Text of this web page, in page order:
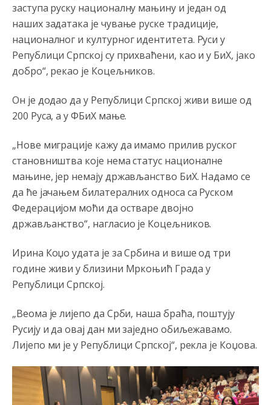
заступа руску националну мањину и један од
наших задатака је чување руске традиције,
националног и културног идентитета. Руси у
Републици Српској су прихваћени, као и у БиХ, јако
добро“, рекао је Коцељников.
Он је додао да у Републици Српској живи више од
200 Руса, а у ФБиХ мање.
„Нове миграције кажу да имамо прилив руског
становништва које нема статус националне
мањине, јер немају држављанство БиХ. Надамо се
да ће јачањем билатералних односа са Руском
Федерацијом моћи да остваре двојно
држављанство“, нагласио је Коцељников.
Ирина Коџо удата је за Србина и више од три
године живи у близини Мркоњић Града у
Републици Српској.
„Веома је лијепо да Срби, наша браћа, поштују
Русију и да овај дан ми заједно обиљежавамо.
Лијепо ми је у Републици Српској“, рекла је Коџова.
ponasanje...Uzivotu brani tri stvari:cast,prijatelja i
slabije.Izzivota iskljuci tri stvari uvredu,neznanje i
prijateljstvo!!
Анонимно2806721 8/6/2026 12:39
genocidna tvorevina pravi smetnju a recimo Srbija je
davno
priznala.Na
uvoznik za Kosovo
Анонимно2806721 8/6/2026 12:45
Sve i da se nekim čudom vojska Srbije "vrati" na
Kosovo-kome će se vratiti? Gdje je dobrodošla i koga
da brani? A imamo vojsku Kosova kojoj želimo svako
dobro i da se što bolje opreme
Анонимно2808202 8/6/2026 1:38
Анонимно2808216 8/6/2026 1:42
Akò se prevede...manji umro nego sto se rodio.
Анонимно2806721 8/6/2026 2:27
Kuniocu ide q u guz...
Анонимно2808843 8/6/2026 6:20
reconquista